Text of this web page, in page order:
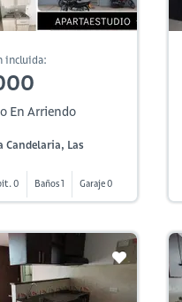
incluida:
En Arriendo
Candelaria, Las
0 Baños 1 Garaje 0